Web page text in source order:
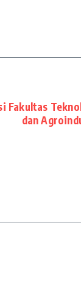
Fakultas
dan